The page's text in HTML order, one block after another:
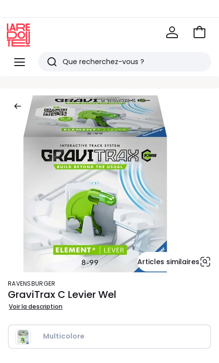
Menu
Redoute
Rechercher
articles
vus
Voir
Articles similaires
RAVENSBURGER
GraviTrax C Levier Wel
Voir la description
Multicolore